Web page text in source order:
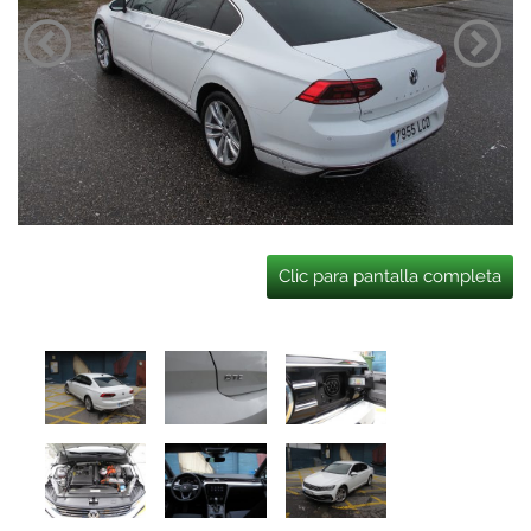
Clic para pantalla completa